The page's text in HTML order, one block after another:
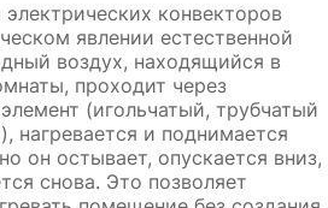
конвекторов
явлении естественной
воздух, находящийся в
проходит через
(игольчатый, трубчатый
нагревается и поднимается
он остывает, опускается вниз,
снова. Это позволяет